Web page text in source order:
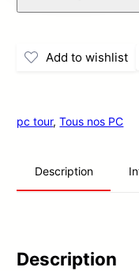
Add to wishlist
pc tour,Tous nos PC
Description
Description